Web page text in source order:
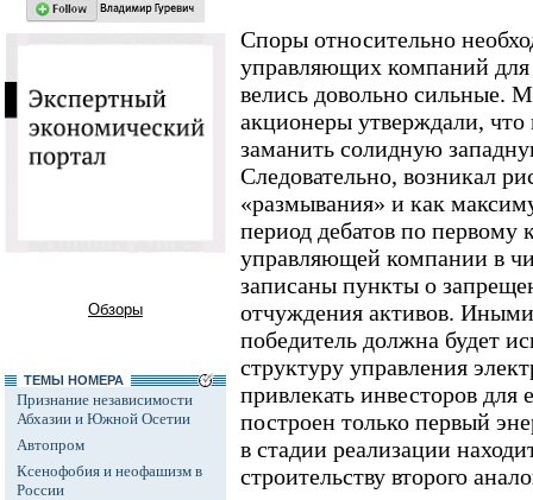
Обзоры
ТЕМЫ НОМЕРА
Признание независимости
Абхазии и Южной Осетии
Автопром
Ксенофобия и неофашизм в
России
Споры относительно
управляющих компаний для
велись довольно сильные.
акционеры утверждали,
заманить солидную
Следовательно, возникал
«размывания» и как
период дебатов по первому
управляющей компании в
записаны пункты о
отчуждения активов.
победитель должна будет
структуру управления
привлекать инвесторов для
построен только первый
в стадии реализации
строительству второго